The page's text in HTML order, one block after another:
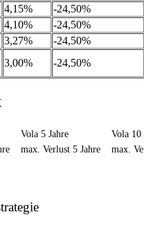
4,15%
-24,50%
4,10%
-24,50%
3,27%
-24,50%
3,00% -24,50%
Vola 5 Jahre
Vola 10
max. Verlust 5 Jahre max.